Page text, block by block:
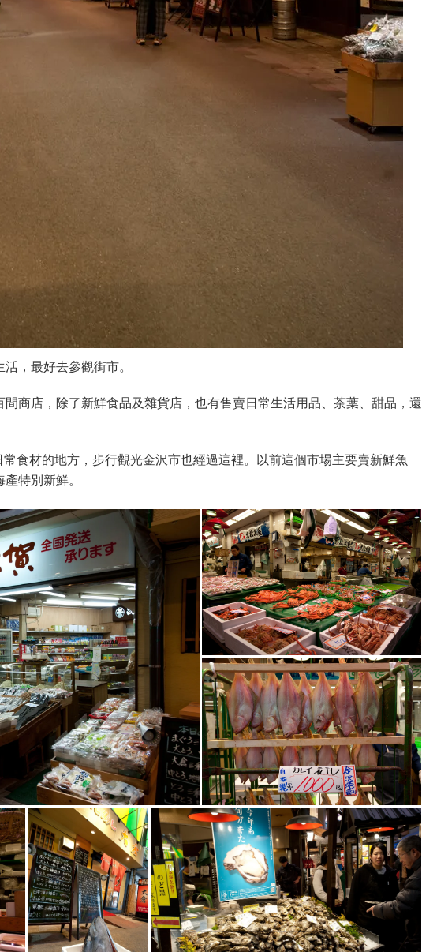
，最好去參觀街市。
商店，除了新鮮食品及雜貨店，也有售賣日常生活用品、茶葉、甜品，還
食材的地方，步行觀光金沢市也經過這裡。以前這個市場主要賣新鮮魚
特別新鮮。